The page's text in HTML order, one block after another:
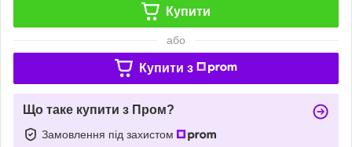
Купити
або
Купити з
Що таке купити з Пром?
Замовлення під захистом